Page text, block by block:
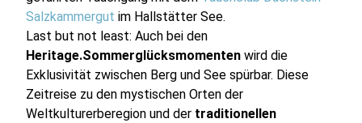
Salzkammergut im Hallstätter See.
Last but not least: Auch bei den
Heritage.Sommerglücksmomentenwird die
Exklusivität zwischen Berg und See spürbar. Diese
Zeitreise zu den mystischen Orten der
Weltkulturerberegion und der traditionellen